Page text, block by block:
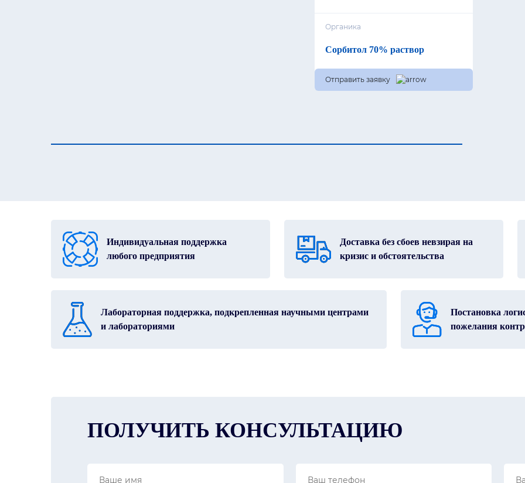
Органика
Сорбитол 70% раствор
Отправить заявку
Индивидуальная поддержка
любого предприятия
Доставка без сбоев невзирая на
кризис и обстоятельства
Лабораторная поддержка, подкрепленная научными центрами
и лабораториями
Постановка
пожелания
ПОЛУЧИТЬ КОНСУЛЬТАЦИЮ